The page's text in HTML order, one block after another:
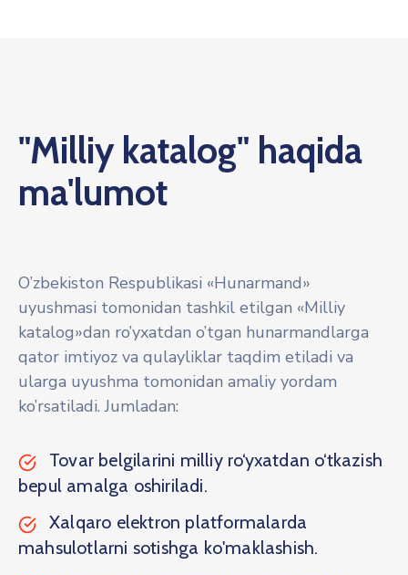
"Milliy katalog" haqida
ma'lumot
O’zbekiston Respublikasi «Hunarmand»
uyushmasi tomonidan tashkil etilgan «Milliy
katalog»dan ro’yxatdan o’tgan hunarmandlarga
qator imtiyoz va qulayliklar taqdim etiladi va
ularga uyushma tomonidan amaliy yordam
ko’rsatiladi. Jumladan:
Tovar belgilarini milliy ro‘yxatdan o‘tkazish
bepul amalga oshiriladi.
Xalqaro elektron platformalarda
mahsulotlarni sotishga ko'maklashish.